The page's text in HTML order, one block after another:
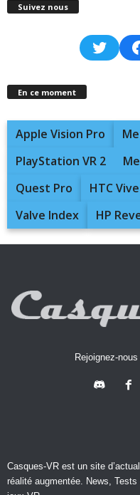
Suivez nous
Twitter
En ce moment
Apple Vision Pro
PlayStation VR 2
Quest Pro
HTC
Valve Index
HP
Rejoignez-
Casques-VR est un site
réalité augmentée. News,